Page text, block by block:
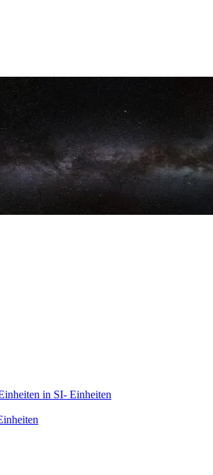
in SI- Einheiten